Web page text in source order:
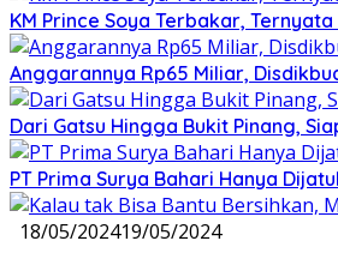
KM Prince Soya Terbakar,
Anggarannya Rp65 Miliar,
Dari Gatsu Hingga Bukit Pinang,
PT Prima Surya Bahari Hanya
18/05/202419/05/2024